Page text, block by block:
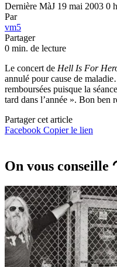
Dernière MàJ 19 mai 2003 0
Par
vm5
Partager
0 min. de lecture
Le concert de Hell Is For
annulé pour cause de
remboursées puisque la
tard dans l’année ». Bon ben
Partager cet article
Facebook Copier le lien
On vous conseille